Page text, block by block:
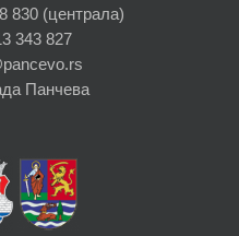
830 (централа)
343 827
Панчева